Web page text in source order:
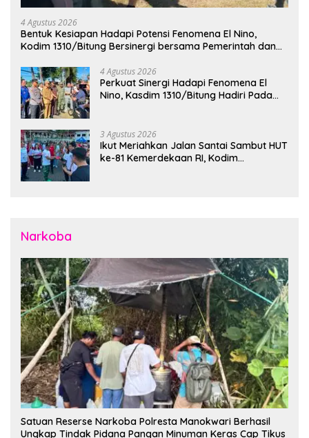
4 Agustus 2026
Bentuk Kesiapan Hadapi Potensi Fenomena El Nino,
Kodim 1310/Bitung Bersinergi bersama Pemerintah dan
Bencana
4 Agustus 2026
Perkuat Sinergi Hadapi Fenomena El
Nino, Kasdim 1310/Bitung Hadiri Pada
3 Agustus 2026
Ikut Meriahkan Jalan Santai Sambut HUT
ke-81 Kemerdekaan RI, Kodim
Narkoba
Satuan Reserse Narkoba Polresta Manokwari Berhasil
Ungkap Tindak Pidana Pangan Minuman Keras Cap Tikus